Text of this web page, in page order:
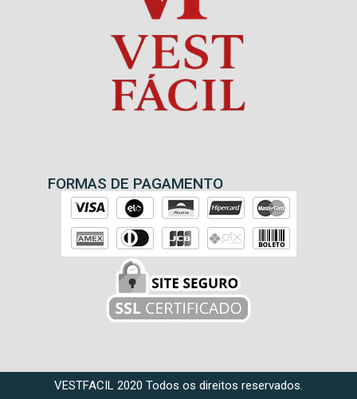
FORMAS DE PAGAMENTO
VESTFACIL 2020 Todos os direitos reservados.